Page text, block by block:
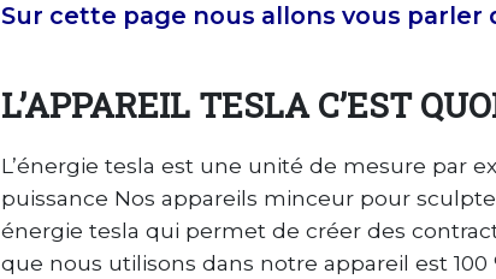
Sur cette page nous allons vous parler
L’APPAREIL TESLA C’EST
L’énergie tesla est une unité de mesure par
puissance Nos appareils minceur pour
énergie tesla qui permet de créer des
que nous utilisons dans notre appareil est